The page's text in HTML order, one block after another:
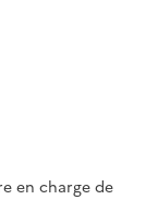
en charge de